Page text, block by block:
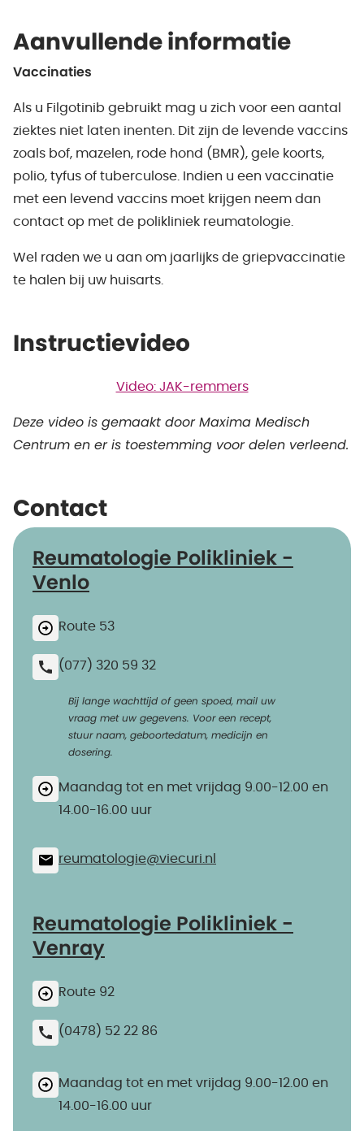
Aanvullende informatie
Vaccinaties
Als u Filgotinib gebruikt mag u zich voor een aantal
ziektes niet laten inenten. Dit zijn de levende vaccins
zoals bof, mazelen, rode hond (BMR), gele koorts,
polio, tyfus of tuberculose. Indien u een vaccinatie
met een levend vaccins moet krijgen neem dan
contact op met de polikliniek reumatologie.
Wel raden we u aan om jaarlijks de griepvaccinatie
te halen bij uw huisarts.
Instructievideo
Video: JAK-remmers
Deze video is gemaakt door Maxima Medisch
Centrum en er is toestemming voor delen verleend.
Contact
Reumatologie Polikliniek -
Venlo
Route 53
(077) 320 59 32
Bij lange wachttijd of geen spoed, mail uw
vraag met uw gegevens. Voor een recept,
stuur naam, geboortedatum, medicijn en
dosering.
Maandag tot en met vrijdag 9.00-12.00 en
14.00-16.00 uur
reumatologie@​viecuri.nl
Reumatologie Polikliniek -
Venray
Route 92
(0478) 52 22 86
Maandag tot en met vrijdag 9.00-12.00 en
14.00-16.00 uur